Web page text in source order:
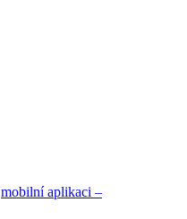
mobilní aplikaci –